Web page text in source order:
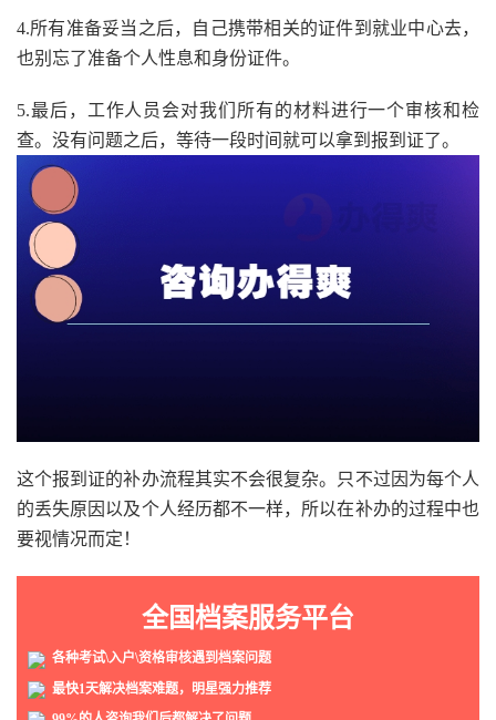
4.所有准备妥当之后，自己携带相关的证件到就业中心去，
也别忘了准备个人性息和身份证件。
5.最后，工作人员会对我们所有的材料进行一个审核和检
查。没有问题之后，等待一段时间就可以拿到报到证了。
这个报到证的补办流程其实不会很复杂。只不过因为每个人
的丢失原因以及个人经历都不一样，所以在补办的过程中也
要视情况而定！
全国档案服务平台
各种考试\入户\资格审核遇到档案问题
最快1天解决档案难题，明星强力推荐